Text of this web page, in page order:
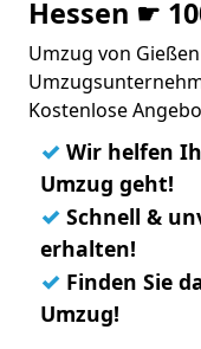
Hessen ☛
Umzug von
Kostenlose
✓ Wir helfen
Umzug geht!
✓ Schnell &
erhalten!
✓ Finden Sie
Umzug!